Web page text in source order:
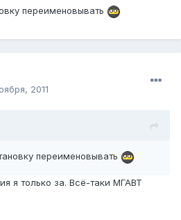
переименовывать
2011
переименовывать
я только за. Всё-таки МГАВТ